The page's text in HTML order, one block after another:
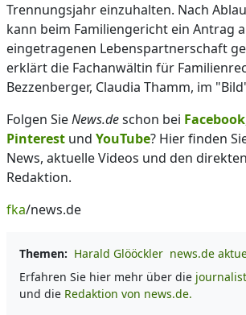
Trennungsjahr einzuhalten. Nach
kann beim Familiengericht ein Antrag
eingetragenen Lebenspartnerschaft
erklärt die Fachanwältin für
Bezzenberger, Claudia Thamm, im
Folgen SieNews.deschon bei Facebook
Pinterest und YouTube? Hier finden
News, aktuelle Videos und den
Redaktion.
fka/news.de
Themen: Harald Glööckler news.de
Erfahren Sie hier mehr über die
und die Redaktion von news.de.